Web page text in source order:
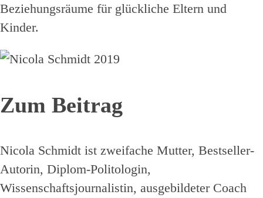
Beziehungsräume für glückliche Eltern und
Kinder.
Zum Beitrag
Nicola Schmidt ist zweifache Mutter, Bestseller-
Autorin, Diplom-Politologin,
Wissenschaftsjournalistin, ausgebildeter Coach